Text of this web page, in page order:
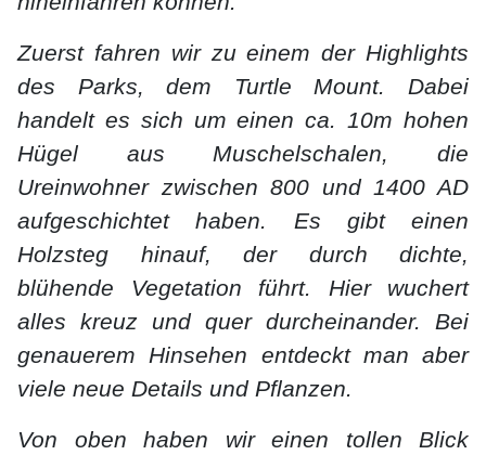
Zuerst fahren wir zu einem der Highlights
des Parks, dem Turtle Mount. Dabei
handelt es sich um einen ca. 10m hohen
Hügel aus Muschelschalen, die
Ureinwohner zwischen 800 und 1400 AD
aufgeschichtet haben. Es gibt einen
Holzsteg hinauf, der durch dichte,
blühende Vegetation führt. Hier wuchert
alles kreuz und quer durcheinander. Bei
genauerem Hinsehen entdeckt man aber
viele neue Details und Pflanzen.
Von oben haben wir einen tollen Blick